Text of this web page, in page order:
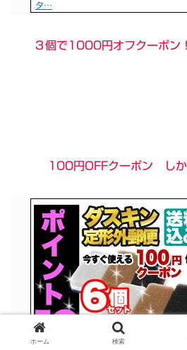
タ…
３個で1000円オフクーポン
100円OFFクーポン しか
ホーム 検索